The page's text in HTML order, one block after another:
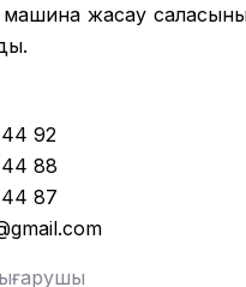
машина жасау
92
88
87